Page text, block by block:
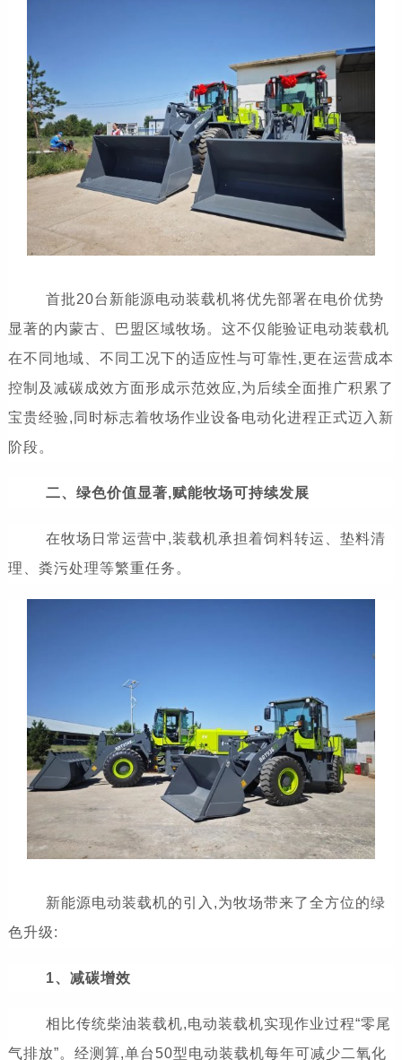
首批20台新能源电动装载机将优先部署在电价优势
显著的内蒙古、巴盟区域牧场。这不仅能验证电动装载机
在不同地域、不同工况下的适应性与可靠性,更在运营成本
控制及减碳成效方面形成示范效应,为后续全面推广积累了
宝贵经验,同时标志着牧场作业设备电动化进程正式迈入新
阶段。
二、绿色价值显著,赋能牧场可持续发展
在牧场日常运营中,装载机承担着饲料转运、垫料清
理、粪污处理等繁重任务。
新能源电动装载机的引入,为牧场带来了全方位的绿
色升级:
1、减碳增效
相比传统柴油装载机,电动装载机实现作业过程“零尾
气排放”。经测算,单台50型电动装载机每年可减少二氧化